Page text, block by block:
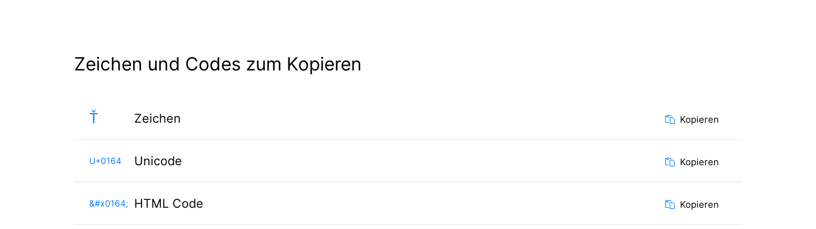
Zeichen und Codes zum Kopieren
Ť Zeichen Kopieren
U+0164 Unicode Kopieren
&#x0164; HTML Code Kopieren